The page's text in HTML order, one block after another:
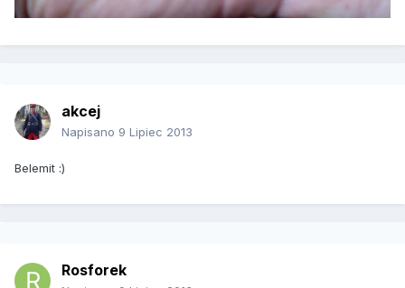
akcej
Napisano 9 Lipiec 2013
Belemit :)
Rosforek